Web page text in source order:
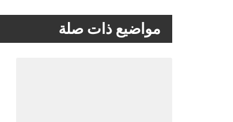
مواضيع ذات صلة